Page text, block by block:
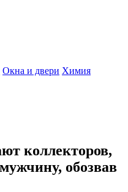
Окна и двери Химия
коллекторов,
обозвав